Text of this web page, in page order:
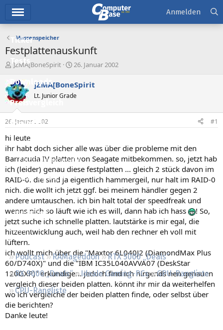
Ticker
Tests
Downloads
Preisvergleich
Forum
Aktuelles
Empfohlene Inhalte
Neue Beiträge
Neueste Aktivitäten
Leserartikel
Regeln
Podcast RAMageddon
RTX 5000 „Deals“
RX 9000 „Deals“
Ideale Gaming-PCs
GPU-Rangliste
CPU-Rangliste
Anmelden
Massenspeicher
Festplattenauskunft
E
s
t
e
e
r
]ZMA[BoneSpirit
E
s
e
t
26. Januar 2002
]ZMA[BoneSpirit
Lt. Junior Grade
26. Januar 2002 #1
hi leute
ihr habt doch sicher alle was über die probleme mit den
Barracuda IV platten von Seagate mitbekommen. so, jetzt hab
ich (leider) genau diese festplatten ... gleich 2 stück davon im
RAID-0. die sind ja eigentlich hammergeil, nur halt im RAID-0
nich. die wollt ich jetzt ggf. bei meinem händler gegen 2
andere umtauschen. ich bin halt total der speedfreak und
wenns nich so läuft wie ich es will, dann hab ich hass
! So,
jetzt suche ich schnelle platten. lautstärke is mir egal, die
hitzeentwicklung auch, weil hab den rechner eh voll mit
lüftern.
ich wollt mich über die "Maxtor 6L040J2 (DiamondMax Plus
60/D740X)" und die "IBM IC35L040AVVA07 (DeskStar
120GXP)" erkundigen. jedoch find ich nirgends nen genauen
vergleich dieser beiden platten. könnt ihr mir da weiterhelfen
wo ich vergleiche der beiden platten finde, oder selbst über
die berichten?
Danke leute!